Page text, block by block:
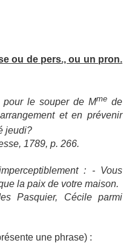
ou de pers., ou un pron.
pour le souper de Mme de
et en prévenir
jeudi?
1789, p. 266.
: - Vous
la paix de votre maison.
Pasquier, Cécile parmi
une phrase) :